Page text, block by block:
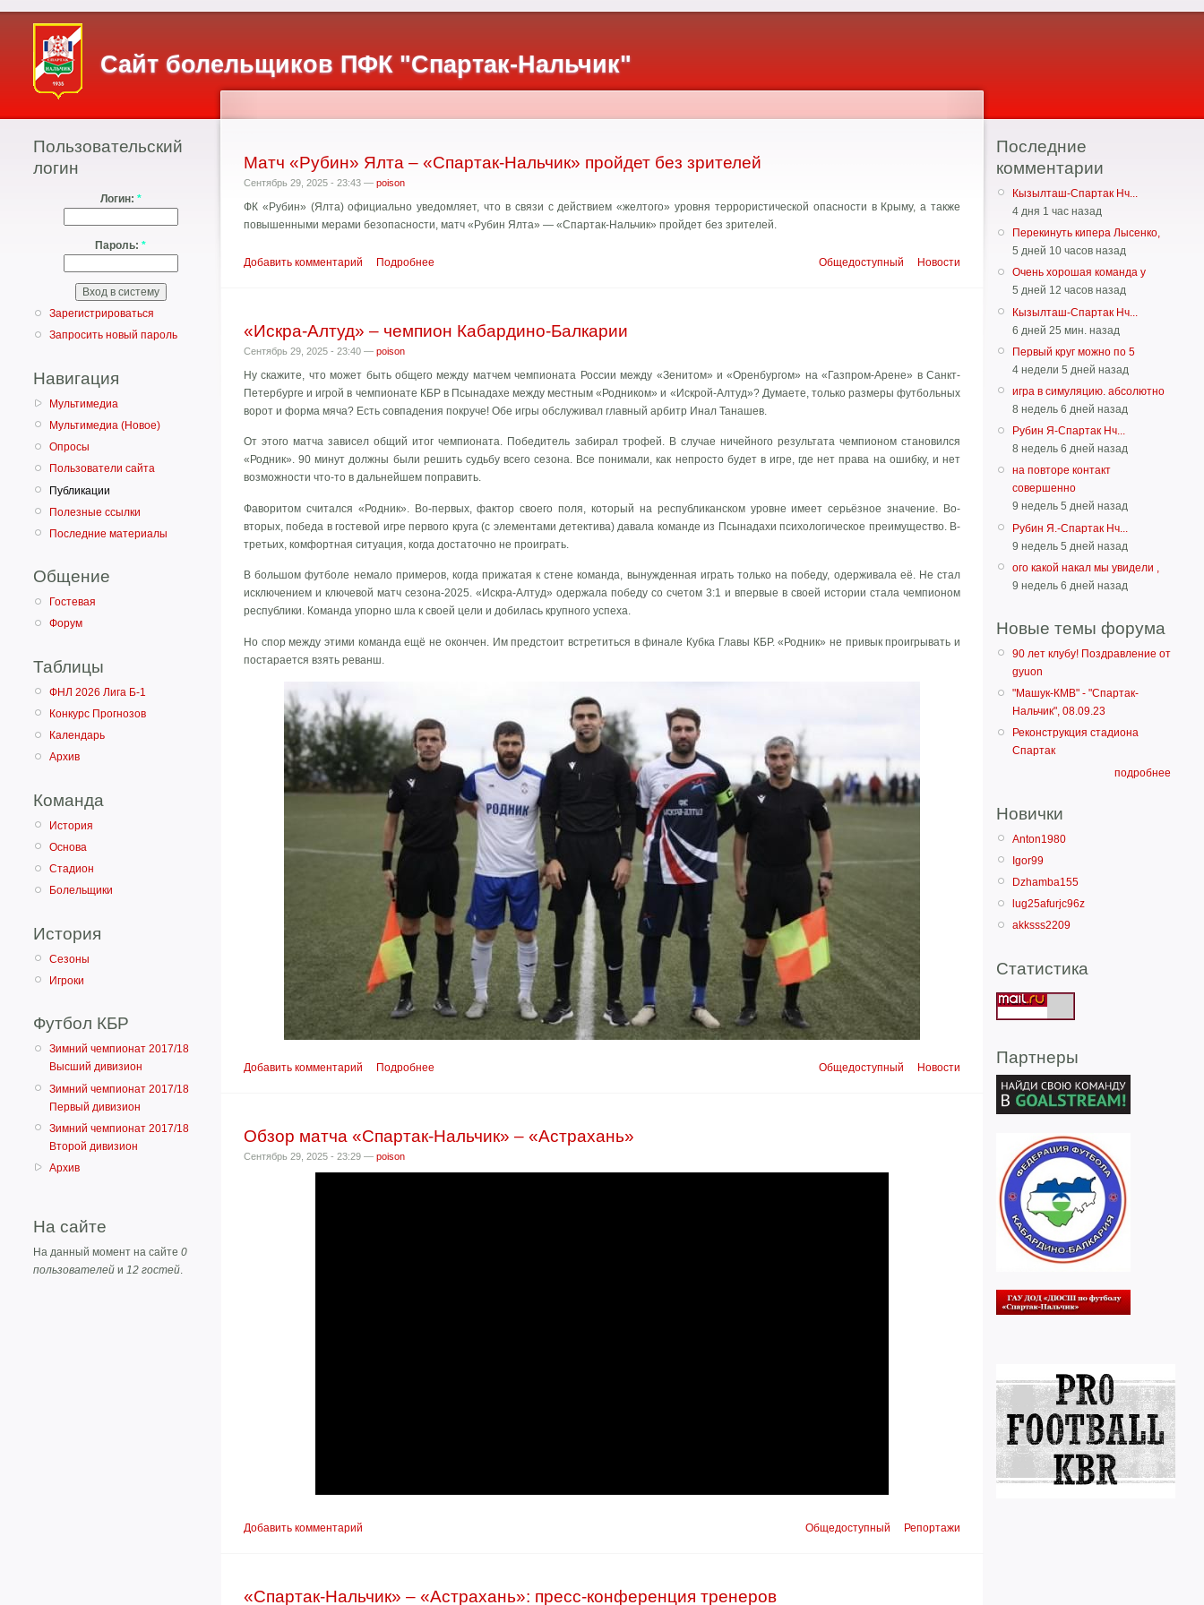
Сайт болельщиков ПФК "Спартак-Нальчик"
Пользовательский
логин
Логин: *
Пароль: *
Зарегистрироваться
Запросить новый пароль
Навигация
Мультимедиа
Мультимедиа (Новое)
Опросы
Пользователи сайта
Публикации
Полезные ссылки
Последние материалы
Общение
Гостевая
Форум
Таблицы
ФНЛ 2026 Лига Б-1
Конкурс Прогнозов
Календарь
Архив
Команда
История
Основа
Стадион
Болельщики
История
Сезоны
Игроки
Футбол КБР
Зимний чемпионат 2017/18
Высший дивизион
Зимний чемпионат 2017/18
Первый дивизион
Зимний чемпионат 2017/18
Второй дивизион
Архив
На сайте
На данный момент на сайте 0
пользователей и 12 гостей.
Матч «Рубин» Ялта – «Спартак-Нальчик» пройдет без зрителей
Сентябрь 29, 2025 - 23:43 — poison
ФК «Рубин» (Ялта) официально уведомляет, что в связи с действием «желтого» уровня террористической опасности в Крыму, а также
повышенными мерами безопасности, матч «Рубин Ялта» — «Спартак-Нальчик» пройдет без зрителей.
Общедоступный Новости
Добавить комментарий Подробнее
«Искра-Алтуд» – чемпион Кабардино-Балкарии
Сентябрь 29, 2025 - 23:40 — poison
Ну скажите, что может быть общего между матчем чемпионата России между «Зенитом» и «Оренбургом» на «Газпром-Арене» в Санкт-
Петербурге и игрой в чемпионате КБР в Псынадахе между местным «Родником» и «Искрой-Алтуд»? Думаете, только размеры футбольных
ворот и форма мяча? Есть совпадения покруче! Обе игры обслуживал главный арбитр Инал Танашев.
От этого матча зависел общий итог чемпионата. Победитель забирал трофей. В случае ничейного результата чемпионом становился
«Родник». 90 минут должны были решить судьбу всего сезона. Все понимали, как непросто будет в игре, где нет права на ошибку, и нет
возможности что-то в дальнейшем поправить.
Фаворитом считался «Родник». Во-первых, фактор своего поля, который на республиканском уровне имеет серьёзное значение. Во-
вторых, победа в гостевой игре первого круга (с элементами детектива) давала команде из Псынадахи психологическое преимущество. В-
третьих, комфортная ситуация, когда достаточно не проиграть.
В большом футболе немало примеров, когда прижатая к стене команда, вынужденная играть только на победу, одерживала её. Не стал
исключением и ключевой матч сезона-2025. «Искра-Алтуд» одержала победу со счетом 3:1 и впервые в своей истории стала чемпионом
республики. Команда упорно шла к своей цели и добилась крупного успеха.
Но спор между этими команда ещё не окончен. Им предстоит встретиться в финале Кубка Главы КБР. «Родник» не привык проигрывать и
постарается взять реванш.
Общедоступный Новости
Добавить комментарий Подробнее
Обзор матча «Спартак-Нальчик» – «Астрахань»
Сентябрь 29, 2025 - 23:29 — poison
Общедоступный Репортажи
Добавить комментарий
«Спартак-Нальчик» – «Астрахань»: пресс-конференция тренеров
Последние
комментарии
Кызылташ-Спартак Нч...
4 дня 1 час назад
Перекинуть кипера Лысенко,
5 дней 10 часов назад
Очень хорошая команда у
5 дней 12 часов назад
Кызылташ-Спартак Нч...
6 дней 25 мин. назад
Первый круг можно по 5
4 недели 5 дней назад
игра в симуляцию. абсолютно
8 недель 6 дней назад
Рубин Я-Спартак Нч...
8 недель 6 дней назад
на повторе контакт
совершенно
9 недель 5 дней назад
Рубин Я.-Спартак Нч...
9 недель 5 дней назад
ого какой накал мы увидели ,
9 недель 6 дней назад
Новые темы форума
90 лет клубу! Поздравление от
gyuon
"Машук-КМВ" - "Спартак-
Нальчик", 08.09.23
Реконструкция стадиона
Спартак
подробнее
Новички
Anton1980
Igor99
Dzhamba155
lug25afurjc96z
akksss2209
Статистика
Партнеры